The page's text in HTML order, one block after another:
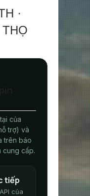
·
của
trợ) và
trên báo
cung cấp.
tiếp
của